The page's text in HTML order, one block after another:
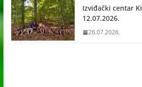
Izviđački centar
12.07.2026.
26.07.2026.